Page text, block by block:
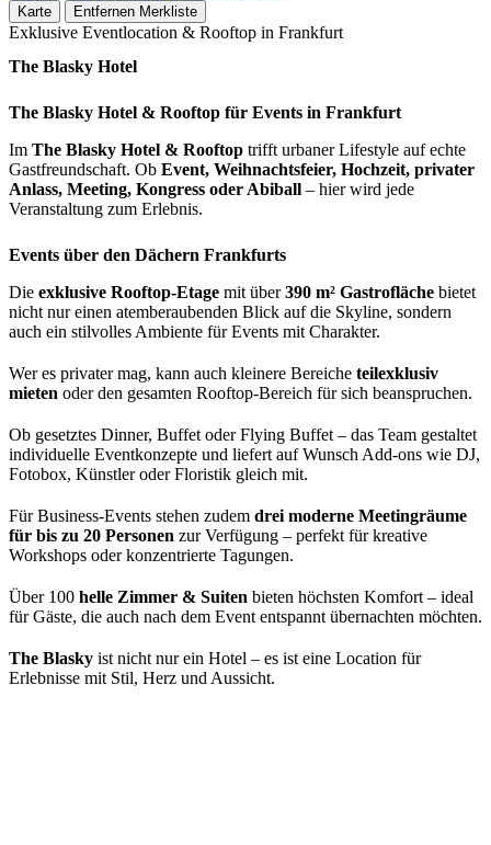
Karte Entfernen Merkliste
Exklusive Eventlocation & Rooftop in Frankfurt
The Blasky Hotel
The Blasky Hotel & Rooftop für Events in Frankfurt
Im The Blasky Hotel & Rooftop trifft urbaner Lifestyle auf echte
Gastfreundschaft. Ob Event, Weihnachtsfeier, Hochzeit, privater
Anlass, Meeting, Kongress oder Abiball – hier wird jede
Veranstaltung zum Erlebnis.
Events über den Dächern Frankfurts
Die exklusive Rooftop-Etage mit über390 m² Gastrofläche bietet
nicht nur einen atemberaubenden Blick auf die Skyline, sondern
auch ein stilvolles Ambiente für Events mit Charakter.
Wer es privater mag, kann auch kleinere Bereiche teilexklusiv
mieten oder den gesamten Rooftop-Bereich für sich beanspruchen.
Ob gesetztes Dinner, Buffet oder Flying Buffet – das Team gestaltet
individuelle Eventkonzepte und liefert auf Wunsch Add-ons wie DJ,
Fotobox, Künstler oder Floristik gleich mit.
Für Business-Events stehen zudem drei moderne Meetingräume
für bis zu 20 Personen zur Verfügung – perfekt für kreative
Workshops oder konzentrierte Tagungen.
Über 100 helle Zimmer & Suiten bieten höchsten Komfort – ideal
für Gäste, die auch nach dem Event entspannt übernachten möchten.
The Blasky ist nicht nur ein Hotel – es ist eine Location für
Erlebnisse mit Stil, Herz und Aussicht.